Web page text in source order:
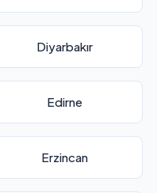
Diyarbakır
Edirne
Erzincan